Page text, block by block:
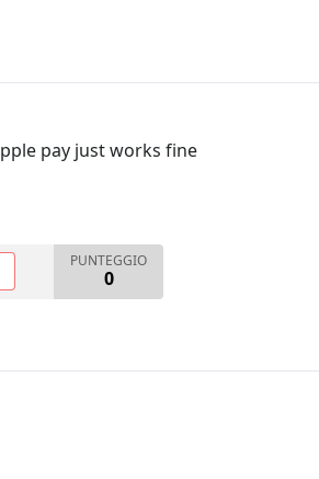
pay just works fine
PUNTEGGIO
0